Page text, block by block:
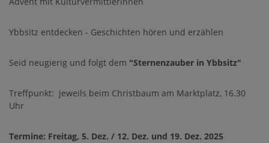
Ybbsitz entdecken - Geschichten hören und erzählen
Seid neugierig und folgt dem "Sternenzauber in Ybbsitz"
Treffpunkt: jeweils beim Christbaum am Marktplatz, 16.30
Uhr
Termine: Freitag, 5. Dez. / 12. Dez. und 19. Dez. 2025